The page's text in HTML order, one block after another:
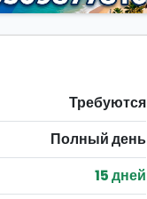
Требуются
Полный день
15 дней